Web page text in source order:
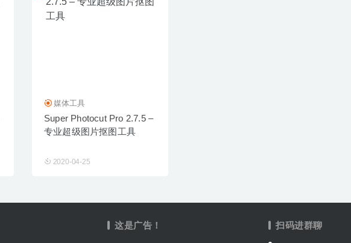
媒体工具
Super Photocut Pro 2.7.5 –
专业超级图片抠图工具
2020-04-25
这是广告！ 扫码进群聊